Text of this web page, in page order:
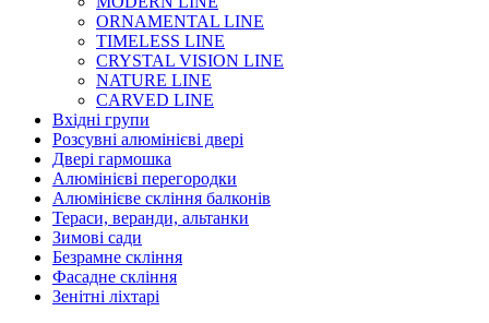
ORNAMENTAL LINE
TIMELESS LINE
CRYSTAL VISION LINE
NATURE LINE
CARVED LINE
Вхідні групи
Розсувні алюмінієві двері
Двері гармошка
Алюмінієві перегородки
Алюмінієве скління балконів
Тераси, веранди, альтанки
Зимові сади
Безрамне скління
Фасадне скління
Зенітні ліхтарі